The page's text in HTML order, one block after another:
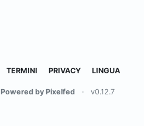
TERMINI PRIVACY LINGUA
Powered by Pixelfed · v0.12.7